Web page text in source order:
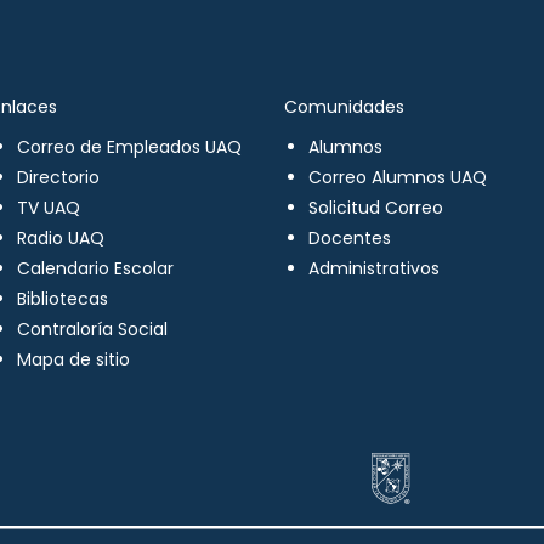
Correo de Empleados UAQ
Directorio
TV UAQ
Radio UAQ
Calendario Escolar
Bibliotecas
Contraloría Social
Mapa de sitio
Comunidades
Alumnos
Correo Alumnos UAQ
Solicitud Correo
Docentes
Administrativos